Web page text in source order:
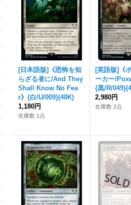
[日本語版]《恐怖を知
らざる者に/And They
Shall Know No Fea
r》{白/U/009}(40K)
1,180円
在庫数 1点
[英語版]《
ーカー/
{黒/R/
2,980円
在庫数 2点